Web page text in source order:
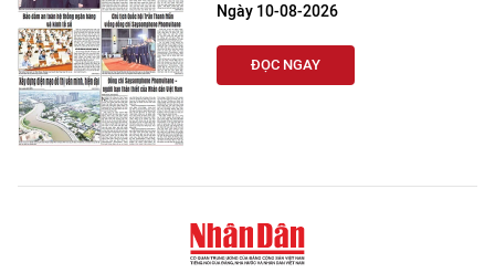
Ngày 10-08-2026
ĐỌC NGAY